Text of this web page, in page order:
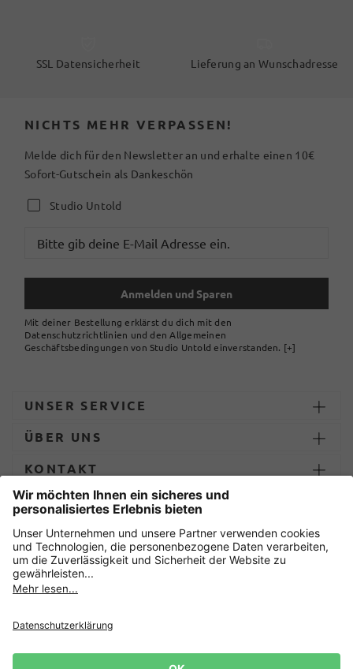
SSL Datensicherheit Lieferung an Wunschadresse
NICHTS MEHR VERPASSEN!
Melde dich für den Newsletter an und erhalte einen 10€
Sofort-Gutschein als Dankeschön
Studio Untold
Anmelden und Sparen
Mit deiner Bestellung erklärst du dich mit den
Datenschutzrichtlinien und den Allgemeinen
Geschäftsbedingungen von Studio Untold einverstanden. [+]
UNSER SERVICE
ÜBER UNS
KONTAKT
ZAHLUNG UND LIEFERUNG
Sicher einkaufen mit
Impressum